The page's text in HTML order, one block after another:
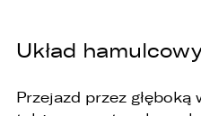
Układ
Przejazd przez głęboką